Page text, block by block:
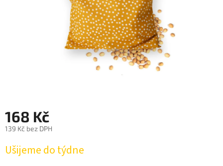
168 Kč
139 Kč bez DPH
cena:
Ušijeme do týdne